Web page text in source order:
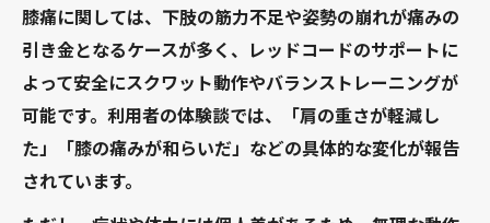
膝痛に関しては、下肢の筋力不足や姿勢の崩れが痛みの
引き金となるケースが多く、レッドコードのサポートに
よって安全にスクワット動作やバランストレーニングが
可能です。利用者の体験談では、「肩の重さが軽減し
た」「膝の痛みが和らいだ」などの具体的な変化が報告
されています。